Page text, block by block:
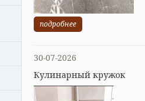
подробнее
30-07-2026
Кулинарный кружок